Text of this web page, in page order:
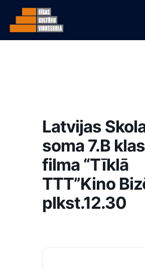
Latvijas
soma 7.B
filma “Tīklā
TTT”Kino
plkst.12.30